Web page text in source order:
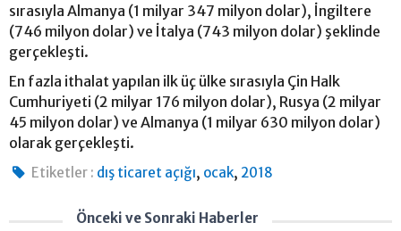
sırasıyla Almanya (1 milyar 347 milyon dolar), İngiltere
(746 milyon dolar) ve İtalya (743 milyon dolar) şeklinde
gerçekleşti.
En fazla ithalat yapılan ilk üç ülke sırasıyla Çin Halk
Cumhuriyeti (2 milyar 176 milyon dolar), Rusya (2 milyar
45 milyon dolar) ve Almanya (1 milyar 630 milyon dolar)
olarak gerçekleşti.
Etiketler : dış ticaret açığı, ocak, 2018
Önceki ve Sonraki Haberler